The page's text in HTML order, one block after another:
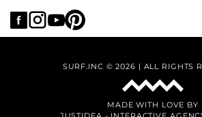
SURF.INC © 2026 | ALL RIGHTS
MADE WITH LOVE BY